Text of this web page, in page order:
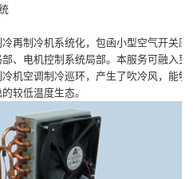
再制冷机系统化，包函小型空气开关压
、电机控制系统局部。本服务可融入到
机空调制冷巡环，产生了吹冷风，能够
较低温度生态。